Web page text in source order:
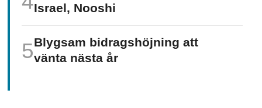
Israel, Nooshi
Blygsam bidrags­höjning att
vänta nästa år